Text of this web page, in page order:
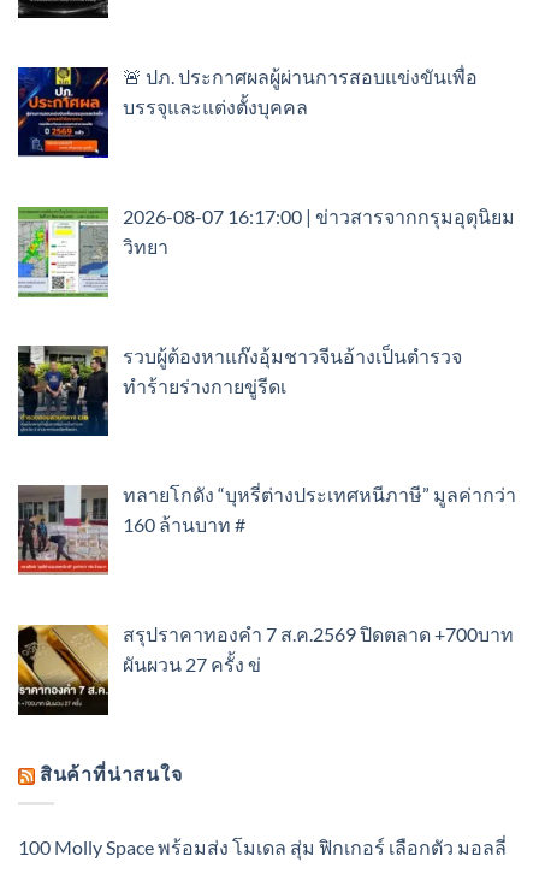
🚨 ปภ. ประกาศผลผู้ผ่านการสอบแข่งขันเพื่อ
บรรจุและแต่งตั้งบุคคล
2026-08-07 16:17:00 | ข่าวสารจากกรุมอุตุนิยม
วิทยา
รวบผู้ต้องหาแก๊งอุ้มชาวจีนอ้างเป็นตำรวจ
ทำร้ายร่างกายขู่รีดเ
ทลายโกดัง “บุหรี่ต่างประเทศหนีภาษี” มูลค่ากว่า
160 ล้านบาท #
สรุปราคาทองคำ 7 ส.ค.2569 ปิดตลาด +700บาท
ผันผวน 27 ครั้ง ข่
สินค้าที่น่าสนใจ
100 Molly Space พร้อมส่ง โมเดล สุ่ม ฟิกเกอร์ เลือกตัว มอลลี่